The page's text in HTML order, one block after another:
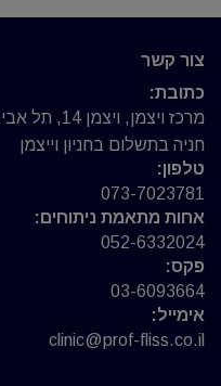
צור קשר
כתובת:
מרכז ויצמן, ויצמן 14, תל אביב
חניה בתשלום בחניון וייצמן
טלפון:
073-7023781
אחות מתאמת ניתוחים:
052-6332024
פקס:
03-6093664
אימייל:
clinic@prof-fliss.co.il